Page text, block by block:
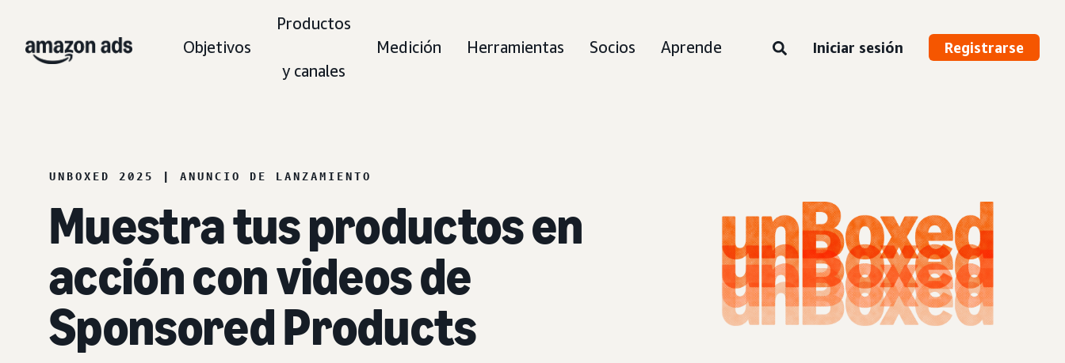
Objetivos
Productos
y canales
Medición Herramientas Socios Aprende Iniciar sesión Registrarse
UNBOXED 2025 | ANUNCIO DE LANZAMIENTO
Muestra tus productos en
acción con videos de
Sponsored Products